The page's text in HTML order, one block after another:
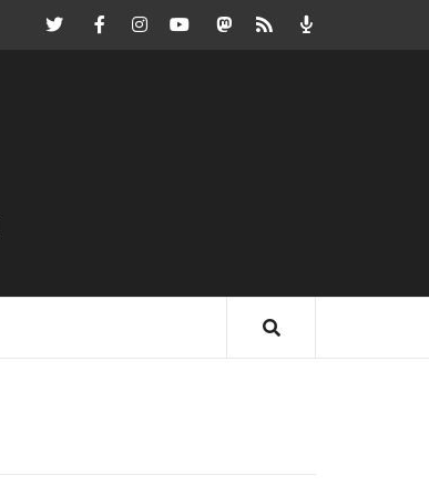
TwitterFacebookInstagramYoutubeMastodon.eus
RSS Podcast